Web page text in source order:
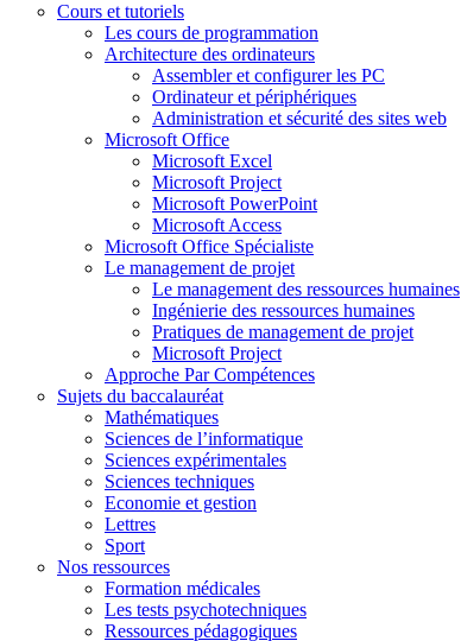
Cours et tutoriels
Les cours de programmation
Architecture des ordinateurs
Assembler et configurer les PC
Ordinateur et périphériques
Administration et sécurité des sites web
Microsoft Office
Microsoft Excel
Microsoft Project
Microsoft PowerPoint
Microsoft Access
Microsoft Office Spécialiste
Le management de projet
Le management des ressources humaines
Ingénierie des ressources humaines
Pratiques de management de projet
Microsoft Project
Approche Par Compétences
Sujets du baccalauréat
Mathématiques
Sciences de l’informatique
Sciences expérimentales
Sciences techniques
Economie et gestion
Lettres
Sport
Nos ressources
Formation médicales
Les tests psychotechniques
Ressources pédagogiques